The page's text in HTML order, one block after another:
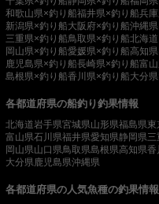
和歌山県×釣り船福井県×釣り船兵
新潟県×釣り船大阪府×釣り船沖縄
三重県×釣り船鳥取県×釣り船北海
岡山県×釣り船愛媛県×釣り船高知
鹿児島県×釣り船長崎県×釣り船富
島根県×釣り船香川県×釣り船大分
各都道府県の船釣り釣果情報
北海道岩手県宮城県山形県福島県東
富山県石川県福井県愛知県静岡県三
岡山県山口県鳥取県島根県高知県香
大分県鹿児島県沖縄県
各都道府県の人気魚種の釣果情報